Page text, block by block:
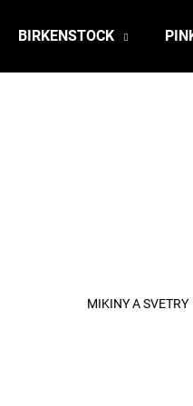
BIRKENSTOCK
MIKINY A SVETRY